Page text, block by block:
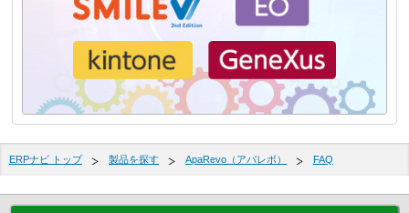
ERPナビ トップ 製品を探す ApaRevo（アパレボ） FAQ